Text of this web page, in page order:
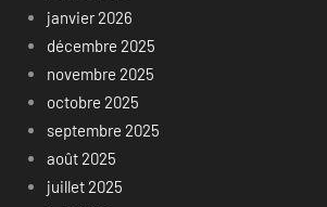
janvier 2026
décembre 2025
novembre 2025
octobre 2025
septembre 2025
août 2025
juillet 2025